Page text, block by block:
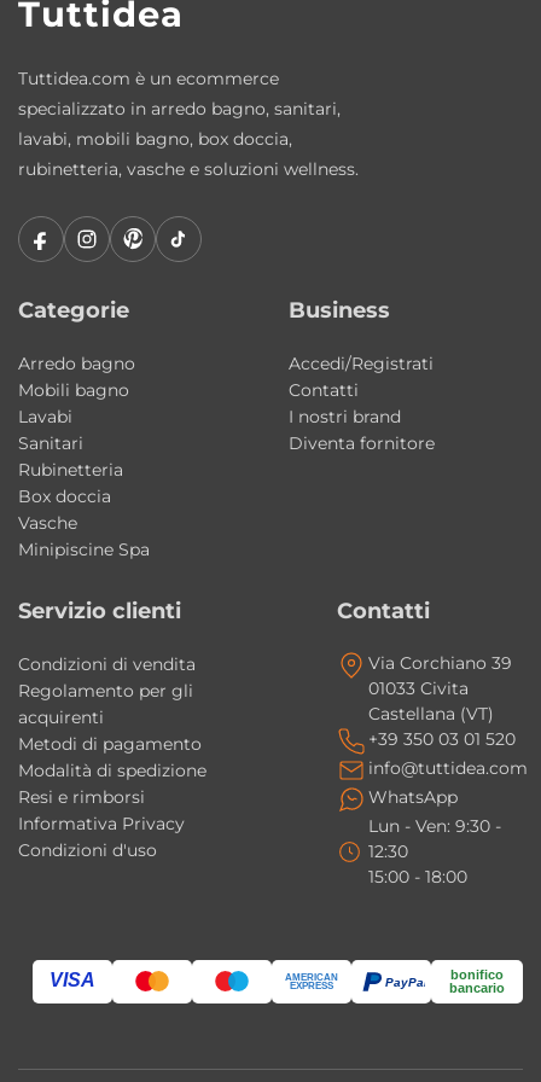
con eleganza e praticità.
Caratteristiche principali
Tipologia: mobile bagno a terra con lavabo
Collezione: Legacy
Materiale struttura: acciaio inox AISI 304
Nero Matt
Installazione: a terra
Dimensioni lavabo: 60×42×h15 cm
Dimensioni struttura: 45,5×35×h76 cm
Finiture lavabo: lucide e matt
Finiture cassetto: matt coordinate
Stile: moderno contemporaneo industrial
Perché scegliere il mobile bagno Legacy
Una soluzione compatta e moderna che
unisce design minimale, qualità dei materiali
e comfort quotidiano. Ideale per arredare
bagni contemporanei con eleganza e
funzionalità anche in spazi più contenuti.
Il mobile è adatto a bagni piccoli?
Sì, le dimensioni compatte lo rendono
perfetto anche per ambienti bagno di
Il lavabo è disponibile in più finiture?
Tuttidea
Tuttidea.com è un ecommerce
specializzato in arredo bagno, sanitari,
lavabi, mobili bagno, box doccia,
rubinetteria, vasche e soluzioni wellness.
Categorie
Arredo bagno
Mobili bagno
Lavabi
Sanitari
Rubinetteria
Box doccia
Vasche
Minipiscine Spa
Business
Accedi/Registrati
Contatti
I nostri brand
Diventa fornitore
Servizio clienti
Condizioni di vendita
Regolamento per gli
acquirenti
Metodi di pagamento
Modalità di spedizione
Resi e rimborsi
Informativa Privacy
Condizioni d'uso
Contatti
Via Corchiano 39
01033 Civita
Castellana (VT)
+39 350 03 01 520
info@tuttidea.com
WhatsApp
Lun - Ven: 9:30 -
12:30
15:00 - 18:00
VISA AMERICAN
EXPRESS PayPal
bonifico
bancario